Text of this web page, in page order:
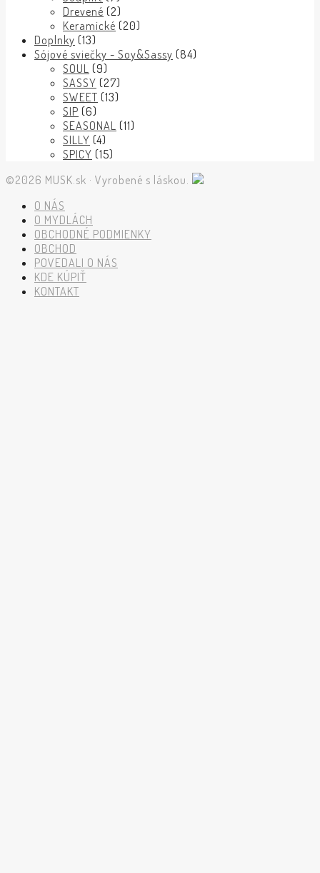
Drevené (2)
Keramické (20)
Doplnky (13)
Sójové sviečky - Soy&Sassy (84)
SOUL (9)
SASSY (27)
SWEET (13)
SIP (6)
SEASONAL (11)
SILLY (4)
SPICY (15)
©2026 MUSK.sk · Vyrobené s láskou.
O NÁS
O MYDLÁCH
OBCHODNÉ PODMIENKY
OBCHOD
POVEDALI O NÁS
KDE KÚPIŤ
KONTAKT